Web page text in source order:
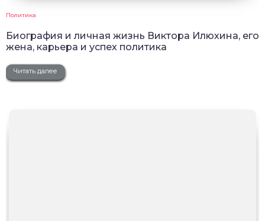
Политика
Биография и личная жизнь Виктора Илюхина, его
жена, карьера и успех политика
Читать далее